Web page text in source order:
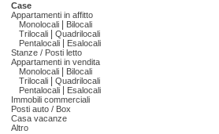
Case
Appartamenti in affitto
Monolocali
Bilocali
Trilocali
Quadrilocali
Pentalocali
Esalocali
Stanze / Posti letto
Appartamenti in vendita
Monolocali
Bilocali
Trilocali
Quadrilocali
Pentalocali
Esalocali
Immobili commerciali
Posti auto / Box
Casa vacanze
Altro